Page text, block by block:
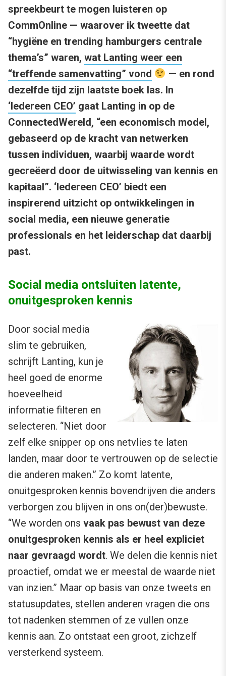
spreekbeurt te mogen luisteren op
CommOnline — waarover ik tweette dat
“hygiëne en trending hamburgers centrale
thema’s” waren, wat Lanting weer een
“treffende samenvatting” vond
— en rond
dezelfde tijd zijn laatste boek las. In
‘Iedereen CEO’ gaat Lanting in op de
ConnectedWereld, “een economisch model,
gebaseerd op de kracht van netwerken
tussen individuen, waarbij waarde wordt
gecreëerd door de uitwisseling van kennis en
kapitaal”. ‘Iedereen CEO’ biedt een
inspirerend uitzicht op ontwikkelingen in
social media, een nieuwe generatie
professionals en het leiderschap dat daarbij
past.
Social media ontsluiten latente,
onuitgesproken kennis
Door social media
slim te gebruiken,
schrijft Lanting, kun je
heel goed de enorme
hoeveelheid
informatie filteren en
selecteren. “Niet door
zelf elke snipper op ons netvlies te laten
landen, maar door te vertrouwen op de selectie
die anderen maken.” Zo komt latente,
onuitgesproken kennis bovendrijven die anders
verborgen zou blijven in ons on(der)bewuste.
“We worden ons vaak pas bewust van deze
onuitgesproken kennis als er heel expliciet
naar gevraagd wordt. We delen die kennis niet
proactief, omdat we er meestal de waarde niet
van inzien.” Maar op basis van onze tweets en
statusupdates, stellen anderen vragen die ons
tot nadenken stemmen of ze vullen onze
kennis aan. Zo ontstaat een groot, zichzelf
versterkend systeem.